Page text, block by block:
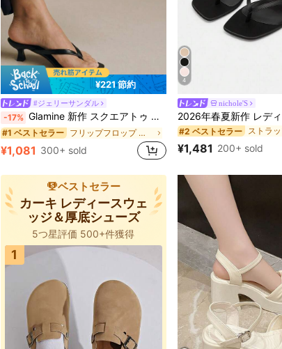
¥221 節約
#ジェリーサンダル
-17% Glamine 新作 スクエアトゥ チャンキーヒール サンダル、ブラック カラーブロック トングスタイル スリッポン サンダル レディース、シック & エレガント
#1 ベストセラー フリップフロップ 女性用ヒールサンダル
¥1,081 300+ sold
4
nichole'S
#2 ベストセラー
¥1,481 200+ sold
ベストセラー
カーキ レディースウェ
ッジ＆厚底シューズ
5つ星評価 500+件獲得
1